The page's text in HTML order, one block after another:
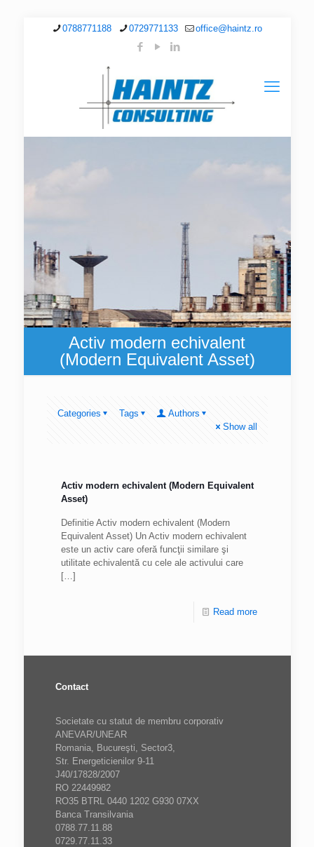
0788771188 0729771133 office@haintz.ro
Activ modern echivalent
(Modern Equivalent Asset)
Categories Tags
Authors
Show all
Activ modern echivalent (Modern Equivalent
Asset)
Definitie Activ modern echivalent (Modern
Equivalent Asset) Un Activ modern echivalent
este un activ care oferă funcţii similare şi
utilitate echivalentă cu cele ale activului care
[…]
Read more
Contact
Societate cu statut de membru corporativ
ANEVAR/UNEAR
Romania, Bucureşti, Sector3,
Str. Energeticienilor 9-11
J40/17828/2007
RO 22449982
RO35 BTRL 0440 1202 G930 07XX
Banca Transilvania
0788.77.11.88
0729.77.11.33